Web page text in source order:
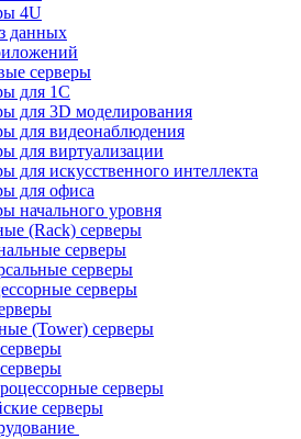
4U
данных
серверы
для 1С
для 3D моделирования
для видеонаблюдения
для виртуализации
для искусственного интеллекта
для офиса
начального уровня
(Rack) серверы
серверы
серверы
серверы
(Tower) серверы
серверы
серверы